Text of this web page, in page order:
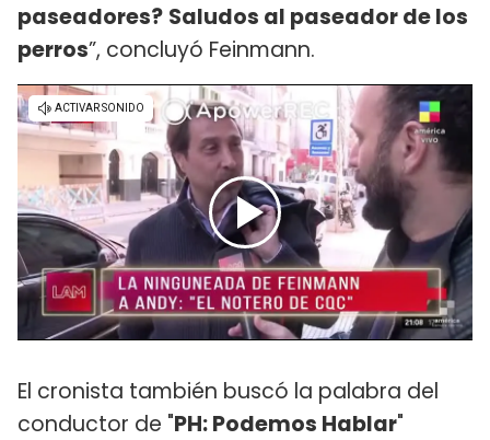
paseadores? Saludos al paseador de los
perros”, concluyó Feinmann.
El cronista también buscó la palabra del
conductor de "PH: Podemos Hablar"